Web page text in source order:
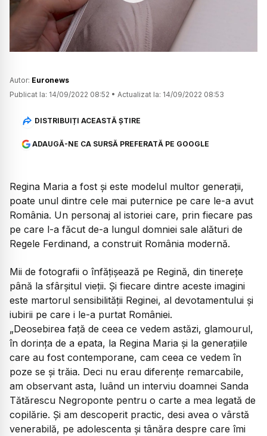
Autor: Euronews
Publicat la: 14/09/2022 08:52 • Actualizat la: 14/09/2022 08:53
DISTRIBUIȚI ACEASTĂ ȘTIRE
ADAUGĂ-NE CA SURSĂ PREFERATĂ PE GOOGLE
Regina Maria a fost și este modelul multor generații,
poate unul dintre cele mai puternice pe care le-a avut
România. Un personaj al istoriei care, prin fiecare pas
pe care l-a făcut de-a lungul domniei sale alături de
Regele Ferdinand, a construit România modernă.
Mii de fotografii o înfățișează pe Regină, din tinerețe
până la sfârșitul vieții. Și fiecare dintre aceste imagini
este martorul sensibilității Reginei, al devotamentului și
iubirii pe care i le-a purtat României.
„Deosebirea față de ceea ce vedem astăzi, glamourul,
în dorința de a epata, la Regina Maria și la generațiile
care au fost contemporane, cam ceea ce vedem în
poze se și trăia. Deci nu erau diferențe remarcabile,
am observant asta, luând un interviu doamnei Sanda
Tătărescu Negroponte pentru o carte a mea legată de
copilărie. Și am descoperit practic, desi avea o vârstă
venerabilă, pe adolescenta și tânăra despre care îmi